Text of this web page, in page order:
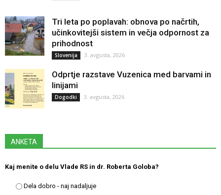
Tri leta po poplavah: obnova po načrtih,
učinkovitejši sistem in večja odpornost za
prihodnost
Slovenija 3. avgusta, 2026
Odprtje razstave Vuzenica med barvami in
linijami
Dogodki 3. avgusta, 2026
ANKETA
Kaj menite o delu Vlade RS in dr. Roberta Goloba?
Dela dobro - naj nadaljuje